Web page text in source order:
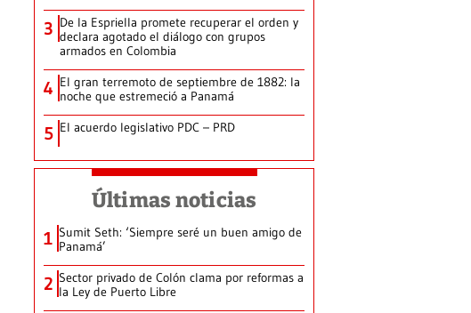
3 De la Espriella promete recuperar el orden y
declara agotado el diálogo con grupos
armados en Colombia
4 El gran terremoto de septiembre de 1882: la
noche que estremeció a Panamá
5 El acuerdo legislativo PDC – PRD
Últimas noticias
1 Sumit Seth: ‘Siempre seré un buen amigo de
Panamá’
2 Sector privado de Colón clama por reformas a
la Ley de Puerto Libre